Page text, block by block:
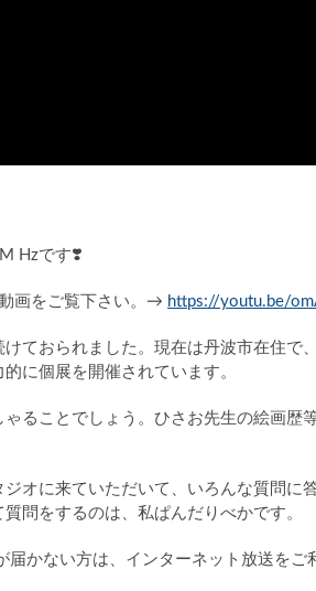
Hzです❣️
画をご覧下さい。→ https://youtu.be/
ておられました。現在は丹波市在住で
に個展を開催されています。
ることでしょう。ひさお先生の絵画歴
オに来ていただいて、いろんな質問に
問をするのは、私ぱんだりべかです。
かない方は、インターネット放送をご